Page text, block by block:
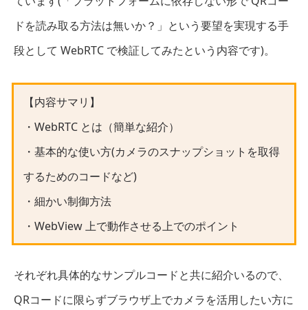
ドを読み取る方法は無いか？」という要望を実現する手
段として WebRTC で検証してみたという内容です)。
【内容サマリ】
・WebRTC とは（簡単な紹介）
・基本的な使い方(カメラのスナップショットを取得
するためのコードなど)
・細かい制御方法
・WebView 上で動作させる上でのポイント
それぞれ具体的なサンプルコードと共に紹介いるので、
QRコードに限らずブラウザ上でカメラを活用したい方に